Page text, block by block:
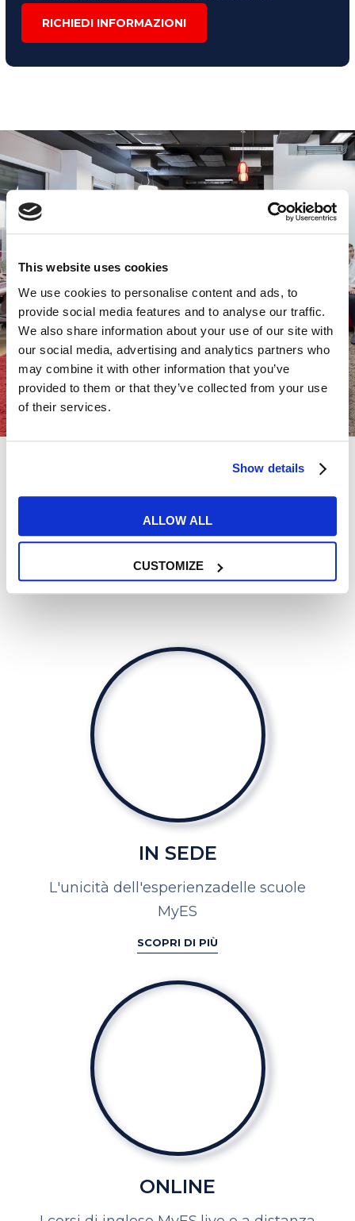
This website uses cookies
We use cookies to personalise content and ads, to
provide social media features and to analyse our traffic.
We also share information about your use of our site with
our social media, advertising and analytics partners who
may combine it with other information that you’ve
provided to them or that they’ve collected from your use
of their services.
Show details
ALLOW ALL
CUSTOMIZE
RICHIEDI INFORMAZIONI
Cerca la sede più vicina
maggiori informazioni
mappa il centro MyES più vicino!
TROVA LA SEDE PIÙ VICINA A TE
A scuola, da remoto oppure entrambi?
di inglese.
IN SEDE
L'unicità dell'esperienzadelle scuole
MyES
SCOPRI DI PIÙ
ONLINE